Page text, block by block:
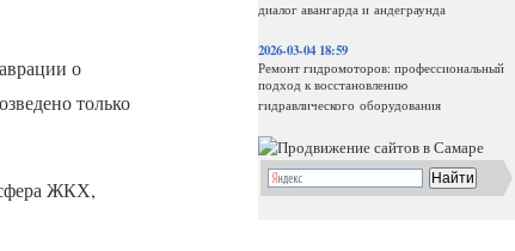
диалог авангарда и андеграунда
2026-03-04 18:59
Ремонт гидромоторов: профессиональный
подход к восстановлению
гидравлического оборудования
о
только
ЖКХ,